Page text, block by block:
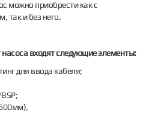
можно приобрести как с
так и без него.
входят следующие элементы:
для ввода кабеля;